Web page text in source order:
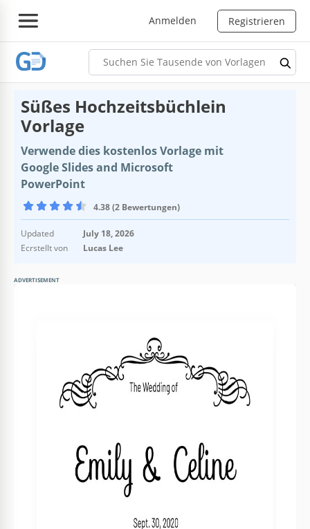
Anmelden Registrieren
Süßes Hochzeitsbüchlein
Vorlage
Verwende dies kostenlos Vorlage mit
Google Slides and Microsoft
PowerPoint
4.38 (2 Bewertungen)
Updated
July 18, 2026
Ecrstellt von
Lucas Lee
ADVERTISEMENT